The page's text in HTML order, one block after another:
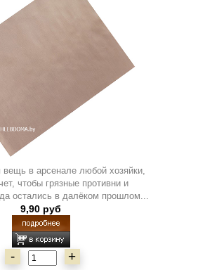
вещь в арсенале любой хозяйки,
чтобы грязные противни и
остались в далёком прошлом...
9,90 руб
- +